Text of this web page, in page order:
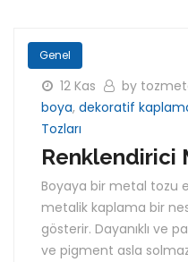
Genel
12 Kas by
boya, dekoratif
Tozları
Renklendirici
Boyaya bir metal tozu
metalik kaplama bir
gösterir. Dayanıklı ve
ve pigment asla